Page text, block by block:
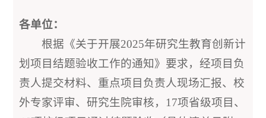
各单位：
根据《关于开展2025年研究生教育创新计
划项目结题验收工作的通知》要求，经项目负
责人提交材料、重点项目负责人现场汇报、校
外专家评审、研究生院审核，17项省级项目、